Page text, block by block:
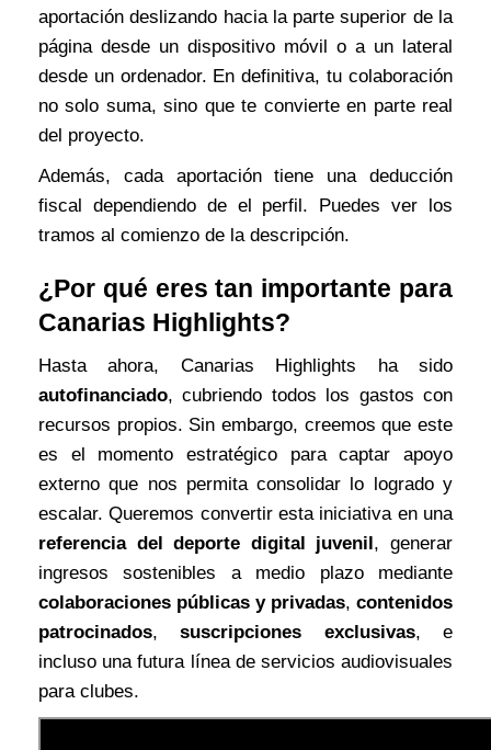
aportación deslizando hacia la parte superior de la
página desde un dispositivo móvil o a un lateral
desde un ordenador. En definitiva, tu colaboración
no solo suma, sino que te convierte en parte real
del proyecto.
Además, cada aportación tiene una deducción
fiscal dependiendo de el perfil. Puedes ver los
tramos al comienzo de la descripción.
¿Por qué eres tan importante para
Canarias Highlights?
Hasta ahora, Canarias Highlights ha sido
autofinanciado, cubriendo todos los gastos con
recursos propios. Sin embargo, creemos que este
es el momento estratégico para captar apoyo
externo que nos permita consolidar lo logrado y
escalar. Queremos convertir esta iniciativa en una
referencia del deporte digital juvenil , generar
ingresos sostenibles a medio plazo mediante
colaboraciones públicas y privadas, contenidos
patrocinados,suscripciones exclusivas, e
incluso una futura línea de servicios audiovisuales
para clubes.